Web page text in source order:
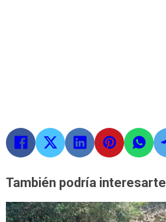
También podría interesarte